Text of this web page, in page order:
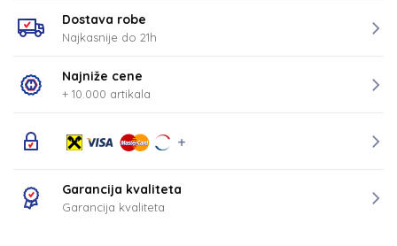
Dostava robe
Najkasnije do 21h
Najniže cene
+ 10.000 artikala
Garancija kvaliteta
Garancija kvaliteta